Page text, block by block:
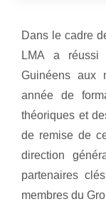
Dans le cadre
LMA a
Guinéens aux
année de
théoriques et
de remise de
direction
partenaires
membres du